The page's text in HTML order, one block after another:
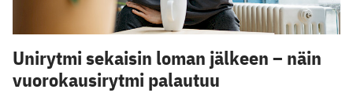
Unirytmi sekaisin loman jälkeen – näin
vuorokausirytmi palautuu